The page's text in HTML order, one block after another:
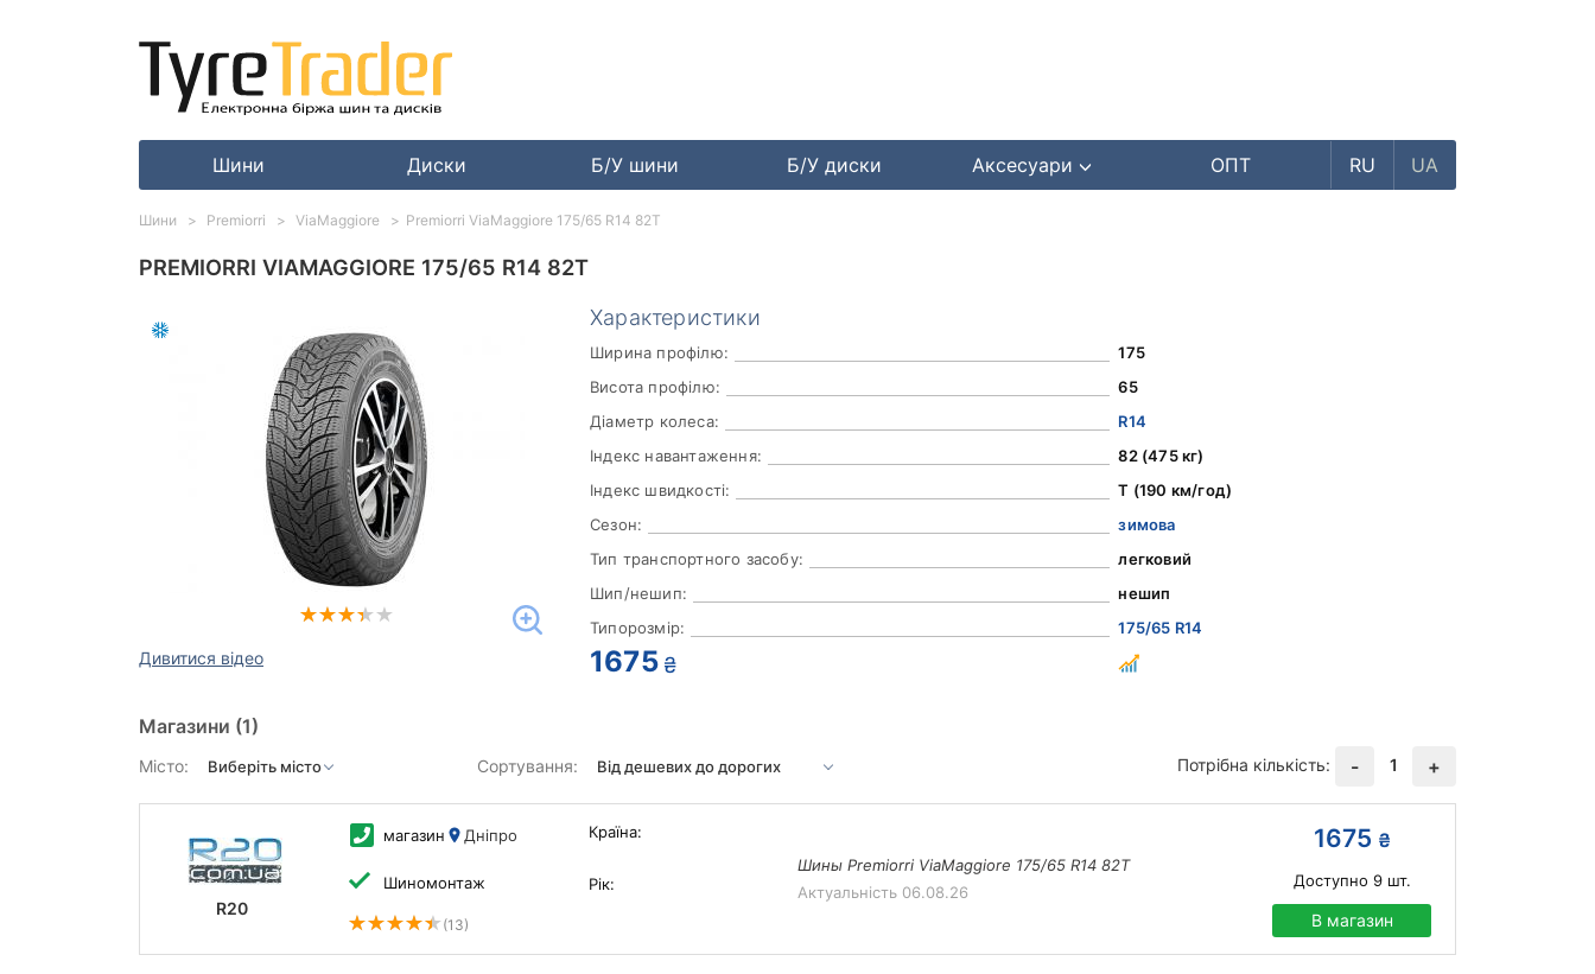
Шини Диски Б/У шини Б/У диски Аксесуари ОПТ RU UA
PREMIORRI VIAMAGGIORE 175/65 R14 82T
Дивитися відео
Характеристики
Ширина профілю:
175
Висота профілю:
65
Діаметр колеса:
R14
Індекс навантаження:
82 (475 кг)
Індекс швидкості:
T (190 км/год)
Сезон:
зимова
Тип транспортного засобу:
легковий
Шип/нешип:
нешип
Типорозмір:
175/65 R14
1675 ₴
Магазини (1)
Місто: Сортування: Потрібна кількість: - 1 +
R20
магазин Дніпро
Шиномонтаж
(13)
Країна:
Рік:
Шины Premiorri ViaMaggiore 175/65 R14 82T
Актуальність 06.08.26
1675 ₴
Доступно 9шт.
В магазин
Шини Premiorri ViaMaggiore Premiorri ViaMaggiore 175/65 R14 82T